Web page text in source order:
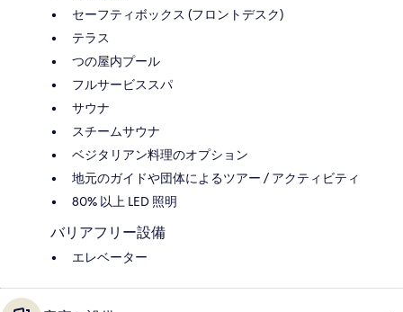
セーフティボックス (フロントデスク)
テラス
つの屋内プール
フルサービススパ
サウナ
スチームサウナ
ベジタリアン料理のオプション
地元のガイドや団体によるツアー / アクティビティ
80% 以上 LED 照明
バリアフリー設備
エレベーター